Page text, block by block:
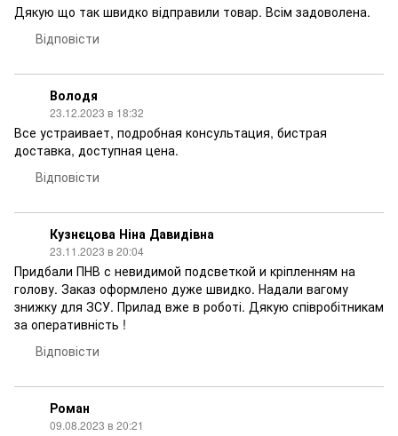
Дякую що так швидко відправили товар. Всім задоволена.
Відповісти
Володя
23.12.2023 в 18:32
Все устраивает, подробная консультация, бистрая
доставка, доступная цена.
Відповісти
Кузнєцова Ніна Давидівна
23.11.2023 в 20:04
Придбали ПНВ с невидимой подсветкой и кріпленням на
голову. Заказ оформлено дуже швидко. Надали вагому
знижку для ЗСУ. Прилад вже в роботі. Дякую співробітникам
за оперативність !
Відповісти
Роман
09.08.2023 в 20:21